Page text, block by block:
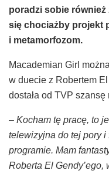
poradzi sobie również
się chociażby projekt
i metamorfozom.
Macademian Girl
w duecie z Robertem
dostała od TVP
– Kocham tę pracę, to
telewizyjna do tej pory
programie. Mam
Roberta El Gendy’ego,